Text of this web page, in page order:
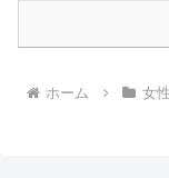
ホーム 女